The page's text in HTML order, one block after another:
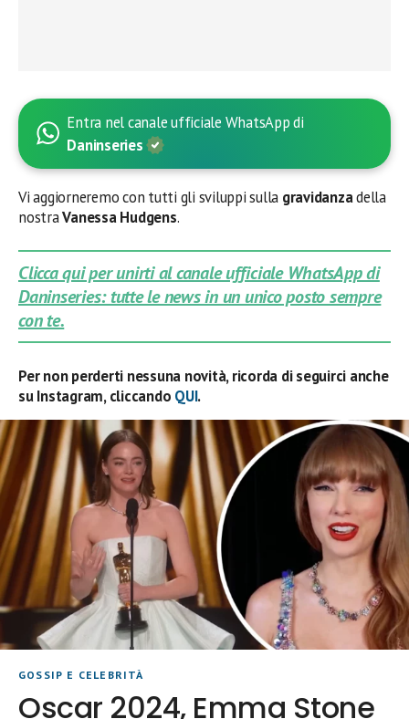
Entra nel canale ufficiale WhatsApp di
Daninseries
Vi aggiorneremo con tutti gli sviluppi sulla gravidanzadella
nostraVanessa Hudgens.
Clicca qui per unirti al canale ufficiale WhatsApp di
Daninseries: tutte le news in un unico posto sempre
con te.
Per non perderti nessuna novità, ricorda di seguirci anche
su Instagram, cliccando QUI.
GOSSIP E CELEBRITÀ
Oscar 2024, Emma Stone